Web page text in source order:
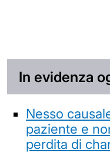
In evidenza
Nesso
paziente e
perdita di